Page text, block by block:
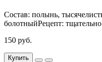
Состав: полынь,
болотныйРецепт:
150 руб.
Купить